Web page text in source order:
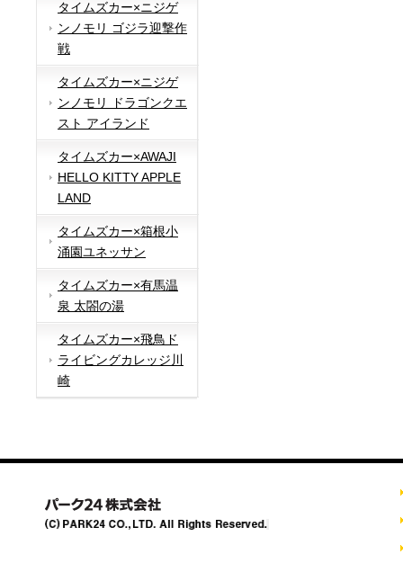
タイムズカー×ニジゲ
ンノモリ ゴジラ迎撃作
戦
タイムズカー×ニジゲ
ンノモリ ドラゴンクエ
スト アイランド
タイムズカー×AWAJI
HELLO KITTY APPLE
LAND
タイムズカー×箱根小
涌園ユネッサン
タイムズカー×有馬温
泉 太閤の湯
タイムズカー×飛鳥ド
ライビングカレッジ川
崎